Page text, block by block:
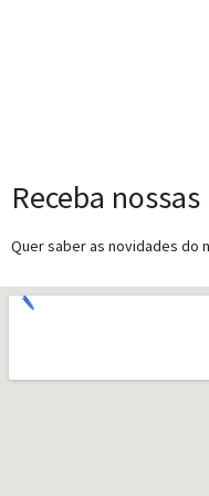
Receba
Quer saber as novidades do